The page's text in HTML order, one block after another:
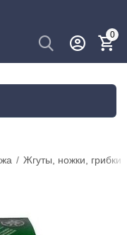
0
/ Жгуты, ножки, грибки